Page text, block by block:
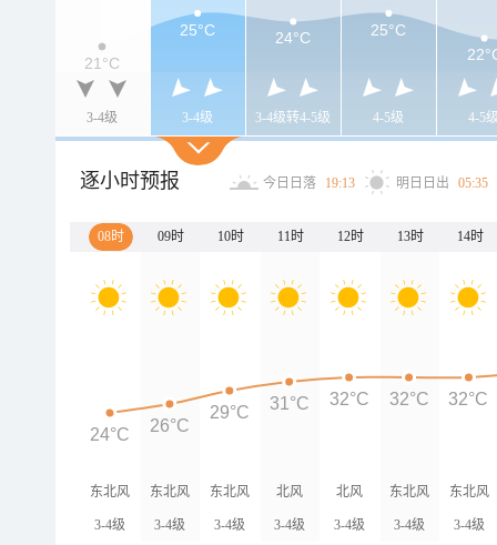
3-4级 3-4级 3-4级转4-5级 4-5级 4-5
21°C
25°C 24°C
25°C
逐小时预报 今日日落 19:13 明日日出 05:35
08时 09时 10时 11时 12时 13时 14时
东北风
3-4级
东北风
3-4级
东北风
3-4级
北风
3-4级
北风
3-4级
东北风
3-4级
东北风
3-4级
24°C 26°C
29°C 31°C 32°C 32°C 32°C